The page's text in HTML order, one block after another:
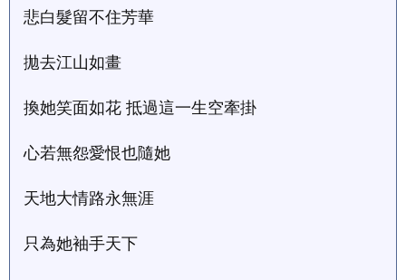
悲白髮留不住芳華
拋去江山如畫
換她笑面如花 抵過這一生空牽掛
心若無怨愛恨也隨她
天地大情路永無涯
只為她袖手天下